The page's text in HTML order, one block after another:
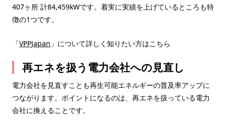
407ヶ所 計84,459kWです。着実に実績を上げているところも特
徴の1つです。
「VPPJapan 」について詳しく知りたい方はこちら
再エネを扱う電力会社への見直し
電力会社を見直すことも再生可能エネルギーの普及率アップに
つながります。ポイントになるのは、再エネを扱っている電力
会社に換えることです。